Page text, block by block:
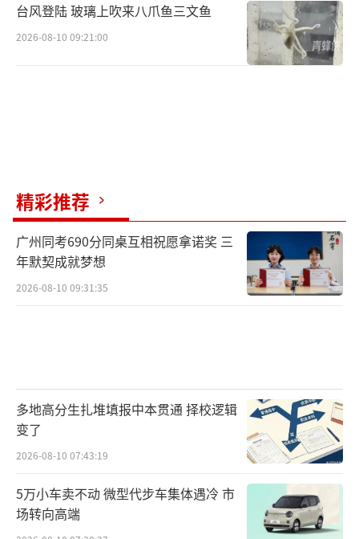
台风登陆 玻璃上吹来八爪鱼三文鱼
2026-08-10 09:21:00
精彩推荐
广州同考690分同桌互相祝愿拿诺奖 三
年默契成就梦想
2026-08-10 09:31:35
多地高分生扎堆填报中本贯通 择校逻辑
变了
2026-08-10 07:43:19
5万小车卖不动 微型代步车集体遇冷 市
场转向高端